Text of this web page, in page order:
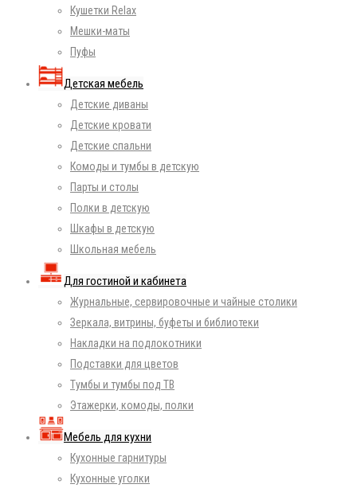
Кушетки Relax
Мешки-маты
Пуфы
Детская мебель
Детские диваны
Детские кровати
Детские спальни
Комоды и тумбы в детскую
Парты и столы
Полки в детскую
Шкафы в детскую
Школьная мебель
Для гостиной и кабинета
Журнальные, сервировочные и чайные столики
Зеркала, витрины, буфеты и библиотеки
Накладки на подлокотники
Подставки для цветов
Тумбы и тумбы под ТВ
Этажерки, комоды, полки
Мебель для кухни
Кухонные гарнитуры
Кухонные уголки